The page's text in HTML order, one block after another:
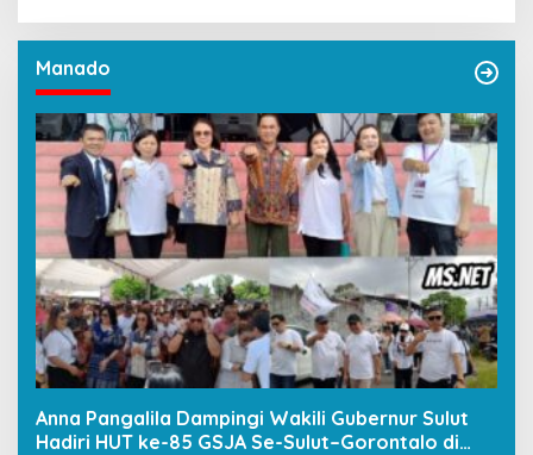
Manado
Anna Pangalila Dampingi Wakili Gubernur Sulut
Hadiri HUT ke-85 GSJA Se-Sulut–Gorontalo di